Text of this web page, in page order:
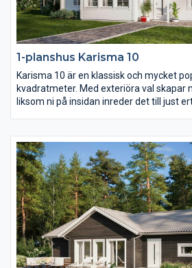
1-planshus Karisma 10
Karisma 10 är en klassisk och mycket
kvadratmeter. Med exteriöra val skapar
liksom ni på insidan inreder det till just
bort från gatan.